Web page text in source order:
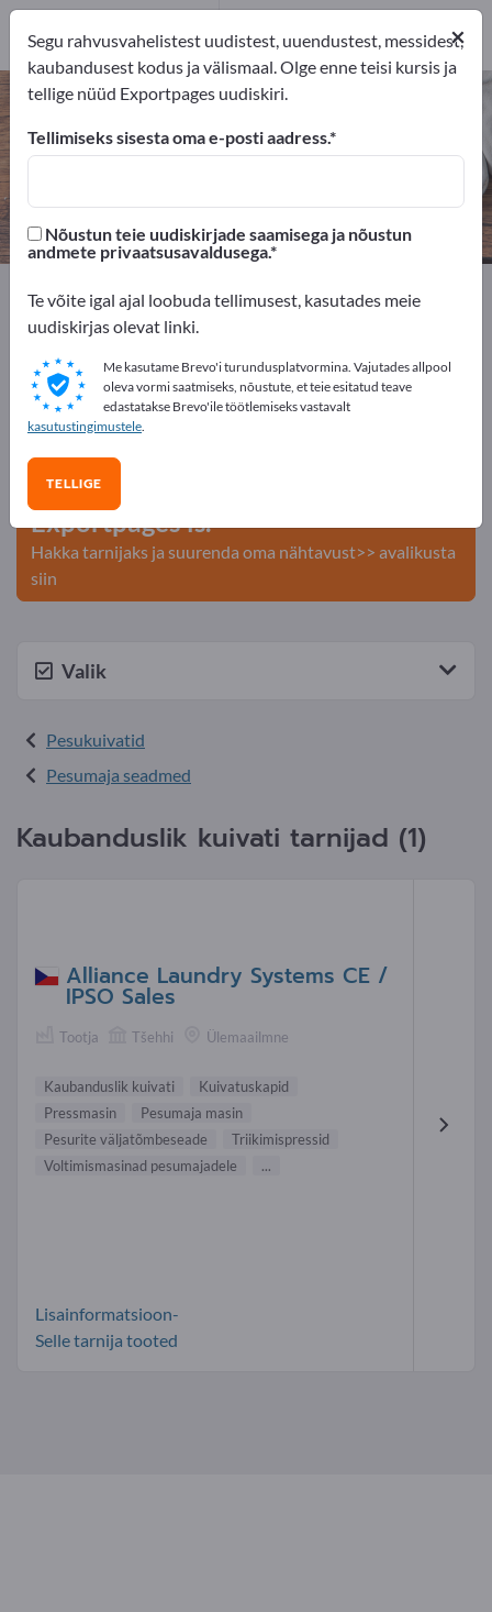
Kaubanduslik kuivati – leidke
tootjaid ja tarnijaid
1
Tootja
Exportpages Maja ja aed
Elektrilised kodumasinad
Pesukuivatid
Kaubanduslik kuivati
Reklaamige tasuta Exportpages'is!
Vajadused – Pakkumised – Kasutatud kaubad –
Ärikontaktid >> alustage siit
Avalikusta oma ettevõte ja tooted
Exportpages'is.
Hakka tarnijaks ja suurenda oma nähtavust>> avalikusta
siin
Valik
Pesukuivatid
Pesumaja seadmed
Kaubanduslik kuivati tarnijad (1)
Alliance Laundry Systems CE /
IPSO Sales
Tootja Tšehhi Ülemaailmne
Kaubanduslik kuivati
Kuivatuskapid
Pressmasin
Pesumaja masin
Pesurite väljatõmbeseade
Triikimispressid
Voltimismasinad pesumajadele
...
Lisainformatsioon-
Selle tarnija tooted
×
Segu rahvusvahelistest uudistest, uuendustest, messidest,
kaubandusest kodus ja välismaal. Olge enne teisi kursis ja
tellige nüüd Exportpages uudiskiri.
Tellimiseks sisesta oma e-posti aadress.
Nõustun teie uudiskirjade saamisega ja nõustun
andmete privaatsusavaldusega.
Te võite igal ajal loobuda tellimusest, kasutades meie
uudiskirjas olevat linki.
Me kasutame Brevo'i turundusplatvormina. Vajutades allpool
oleva vormi saatmiseks, nõustute, et teie esitatud teave
edastatakse Brevo'ile töötlemiseks vastavalt
kasutustingimustele.
TELLIGE